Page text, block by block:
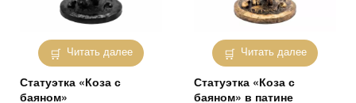
Читать далее
Статуэтка «Коза с
баяном»
Читать далее
Статуэтка «Коза с
баяном» в патине